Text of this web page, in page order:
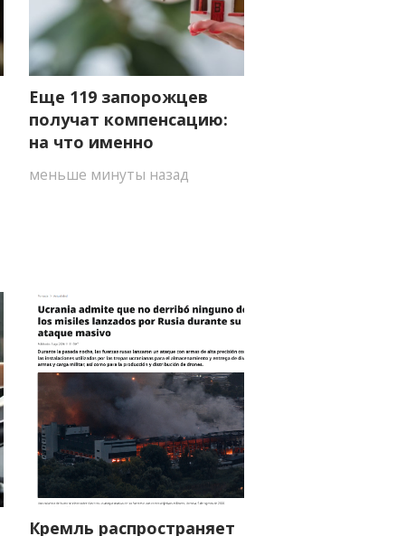
Еще 119 запорожцев
получат компенсацию:
на что именно
меньше минуты назад
Кремль распространяет